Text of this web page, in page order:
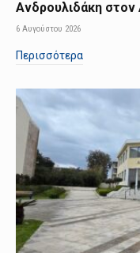
Ανδρουλιδάκη
6 Αυγούστου 2026
Περισσότερα